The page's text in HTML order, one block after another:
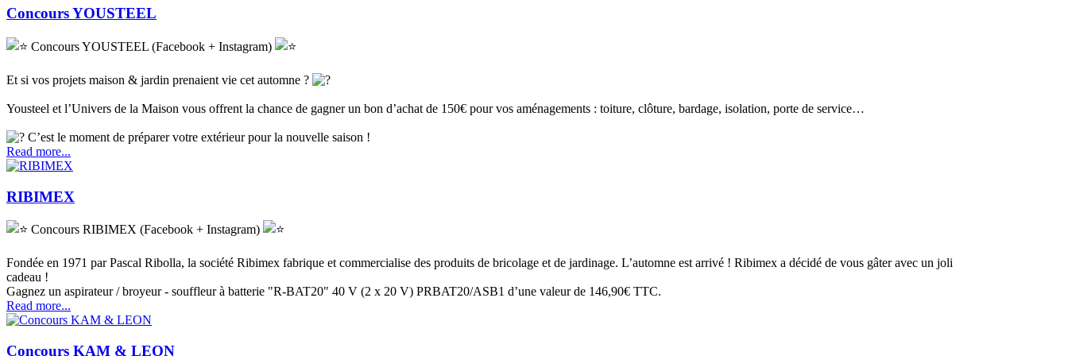
Concours YOUSTEEL
Concours YOUSTEEL (Facebook + Instagram)
Et si vos projets maison & jardin prenaient vie cet automne ?
Yousteel et l’Univers de la Maison vous offrent la chance de gagner un bon d’achat de 150€ pour vos aménagements : toiture, clôture, bardage, isolation, porte de service…
C’est le moment de préparer votre extérieur pour la nouvelle saison !
Read more...
RIBIMEX
Concours RIBIMEX (Facebook + Instagram)
Fondée en 1971 par Pascal Ribolla, la société Ribimex fabrique et commercialise des produits de bricolage et de jardinage. L’automne est arrivé ! Ribimex a décidé de vous gâter avec un joli
cadeau !
Gagnez un aspirateur / broyeur - souffleur à batterie "R-BAT20" 40 V (2 x 20 V) PRBAT20/ASB1 d’une valeur de 146,90€ TTC.
Read more...
Concours KAM & LEON